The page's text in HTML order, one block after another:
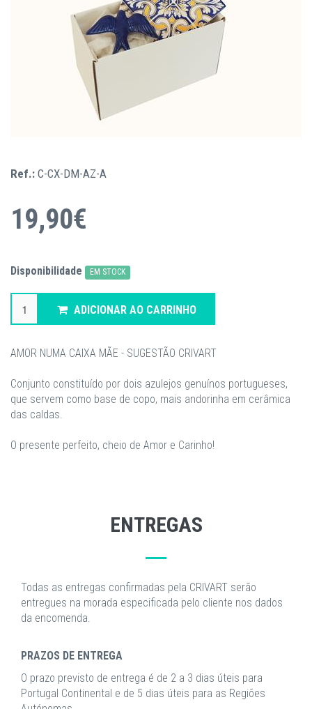
Ref.: C-CX-DM-AZ-A
19,90€
Disponibilidade EM STOCK
ADICIONAR AO CARRINHO
AMOR NUMA CAIXA MÃE - SUGESTÃO CRIVART
Conjunto constituído por dois azulejos genuínos portugueses,
que servem como base de copo, mais andorinha em cerâmica
das caldas.
O presente perfeito, cheio de Amor e Carinho!
ENTREGAS
Todas as entregas confirmadas pela CRIVART serão
entregues na morada especificada pelo cliente nos dados
da encomenda.
PRAZOS DE ENTREGA
O prazo previsto de entrega é de 2 a 3 dias úteis para
Portugal Continental e de 5 dias úteis para as Regiões